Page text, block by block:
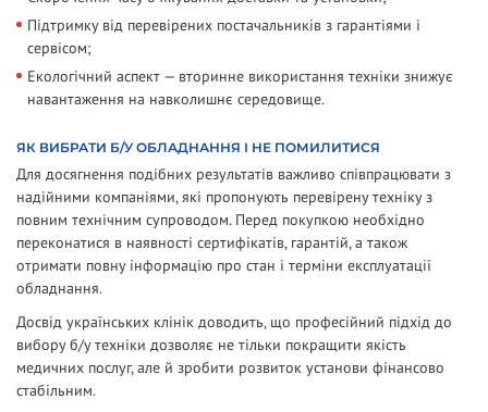
Підтримку від перевірених постачальників з гарантіями і
сервісом;
Екологічний аспект — вторинне використання техніки знижує
навантаження на навколишнє середовище.
ЯК ВИБРАТИ Б/У ОБЛАДНАННЯ І НЕ ПОМИЛИТИСЯ
Для досягнення подібних результатів важливо співпрацювати з
надійними компаніями, які пропонують перевірену техніку з
повним технічним супроводом. Перед покупкою необхідно
переконатися в наявності сертифікатів, гарантій, а також
отримати повну інформацію про стан і терміни експлуатації
обладнання.
Досвід українських клінік доводить, що професійний підхід до
вибору б/у техніки дозволяє не тільки покращити якість
медичних послуг, але й зробити розвиток установи фінансово
стабільним.